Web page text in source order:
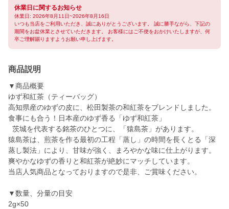
休業日に関するお知らせ
休業日: 2026年8月11日~2026年8月16日
いつも当店をご利用いただき、誠にありがとうございます。 誠に勝手ながら、下記の
期間をお盆休業とさせていただきます。 お客様にはご不便をおかけいたしますが、何
卒ご理解賜りますようお願い申し上げます。
商品説明
▼商品概要
ゆず和紅茶（ティーバッグ）
高知県産のゆずの皮に、松田製茶の和紅茶をブレンドしました。
食事にも合う！日本産のゆず香る「ゆず和紅茶」
茨城を代表する銘茶のひとつに、「猿島茶」があります。
猿島茶は、煎茶を作る最初の工程「蒸し」の時間を長くとる「深
蒸し製法」により、甘味が強く、まろやかな味に仕上がります。
爽やかなゆずの香りと和紅茶が絶妙にマッチしています。
当店人気商品となっておりますので是非、ご賞味ください。
▼数量、分量の目安
2g×50